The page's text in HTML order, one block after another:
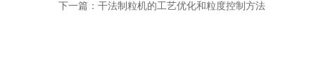
下一篇： 干法制粒机的工艺优化和粒度控制方法